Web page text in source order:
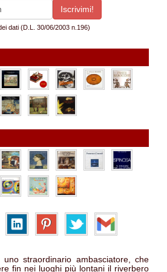
dati (D.L. 30/06/2003 n.196)
uno straordinario ambasciatore, che
fin nei luoghi più lontani il riverbero